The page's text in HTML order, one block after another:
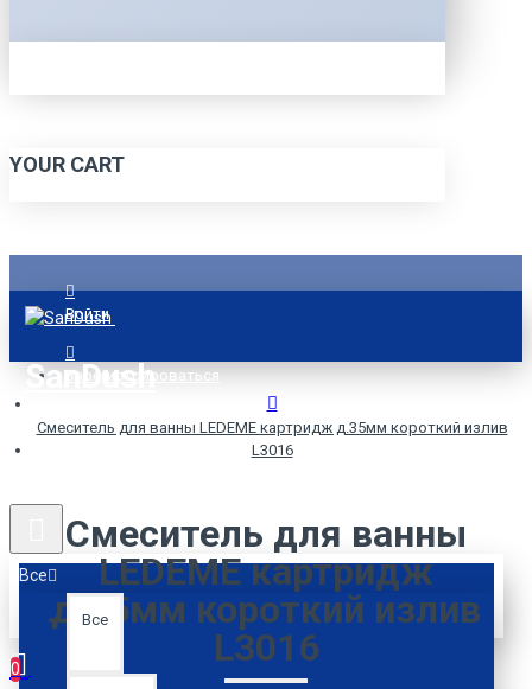
YOUR CART
Войти
Зарегистрироваться
SanDush
Все
Все
0
Смеситель для ванны LEDEME картридж д.35мм короткий излив
L3016
Смеситель для ванны
LEDEME картридж
д.35мм короткий излив
L3016